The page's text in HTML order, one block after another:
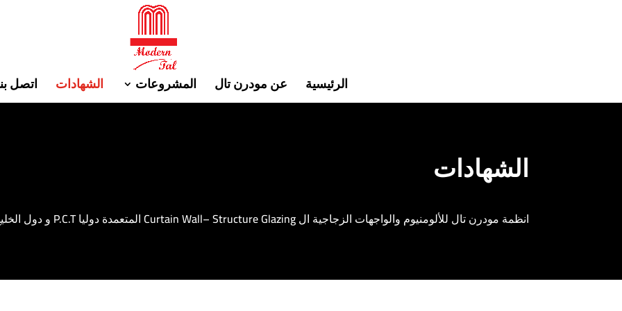
الرئيسية عن مودرن تال المشروعات الشهادات اتصل
الشهادات
انظمة مودرن تال للألومنيوم والواجهات الزجاجية ال Curtain Wall–Structure Glazing المتعمدة دوليا P.C.T ودول